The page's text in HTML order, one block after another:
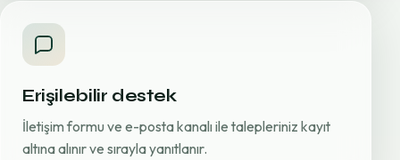
Erişilebilir destek
İletişim formu ve e-posta kanalı ile talepleriniz kayıt
altına alınır ve sırayla yanıtlanır.